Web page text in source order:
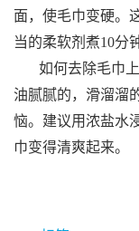
面，使毛巾变硬。
当的柔软剂煮10分
如何去除毛巾
油腻腻的，滑溜溜
恼。建议用浓盐水
巾变得清爽起来。